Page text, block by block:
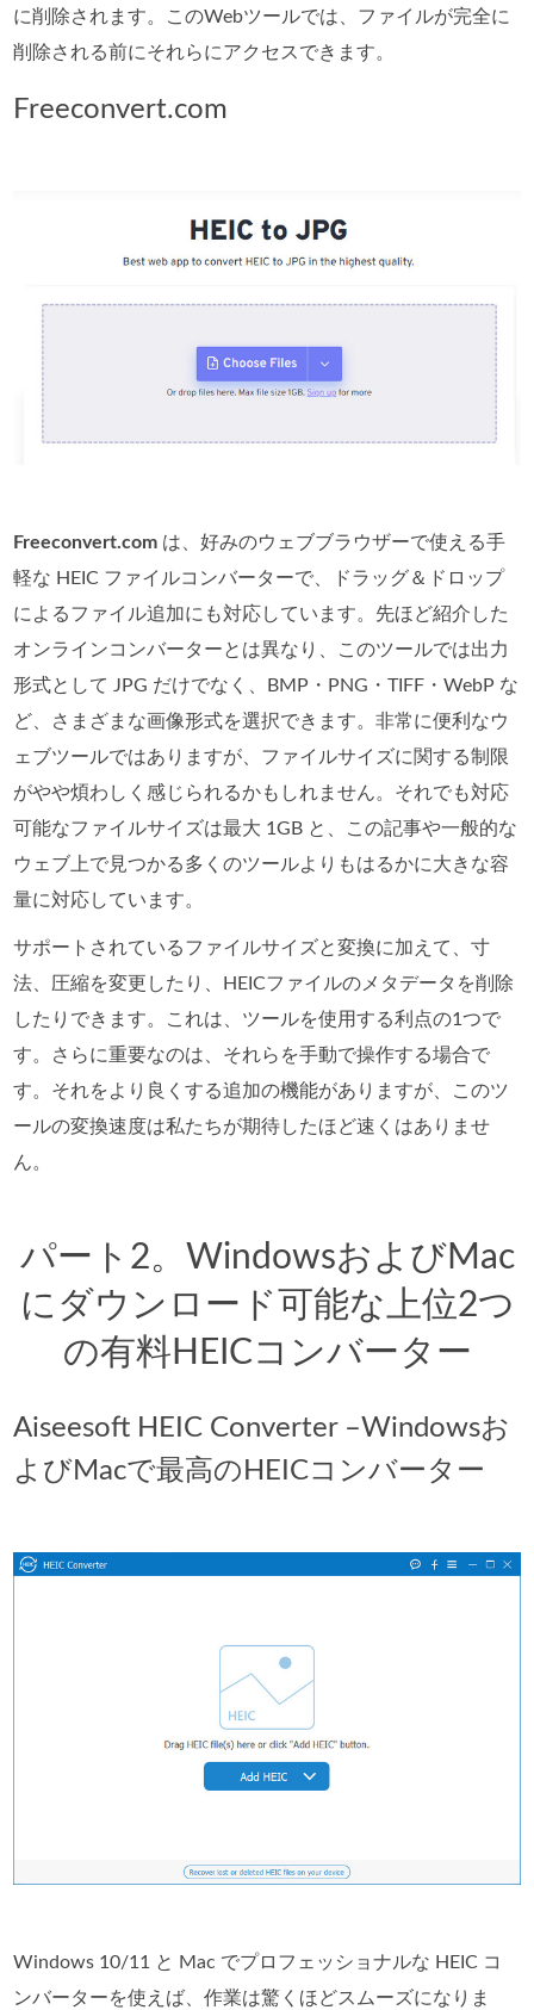
に削除されます。このWebツールでは、ファイルが完全に
削除される前にそれらにアクセスできます。
Freeconvert.com
Freeconvert.com は、好みのウェブブラウザーで使える手
軽な HEIC ファイルコンバーターで、ドラッグ＆ドロップ
によるファイル追加にも対応しています。先ほど紹介した
オンラインコンバーターとは異なり、このツールでは出力
形式として JPG だけでなく、BMP・PNG・TIFF・WebP な
ど、さまざまな画像形式を選択できます。非常に便利なウ
ェブツールではありますが、ファイルサイズに関する制限
がやや煩わしく感じられるかもしれません。それでも対応
可能なファイルサイズは最大 1GB と、この記事や一般的な
ウェブ上で見つかる多くのツールよりもはるかに大きな容
量に対応しています。
サポートされているファイルサイズと変換に加えて、寸
法、圧縮を変更したり、HEICファイルのメタデータを削除
したりできます。これは、ツールを使用する利点の1つで
す。さらに重要なのは、それらを手動で操作する場合で
す。それをより良くする追加の機能がありますが、このツ
ールの変換速度は私たちが期待したほど速くはありませ
ん。
パート2。WindowsおよびMac
にダウンロード可能な上位2つ
の有料HEICコンバーター
Aiseesoft HEIC Converter –Windowsお
よびMacで最高のHEICコンバーター
Windows 10/11 と Mac でプロフェッショナルな HEIC コ
ンバーターを使えば、作業は驚くほどスムーズになりま